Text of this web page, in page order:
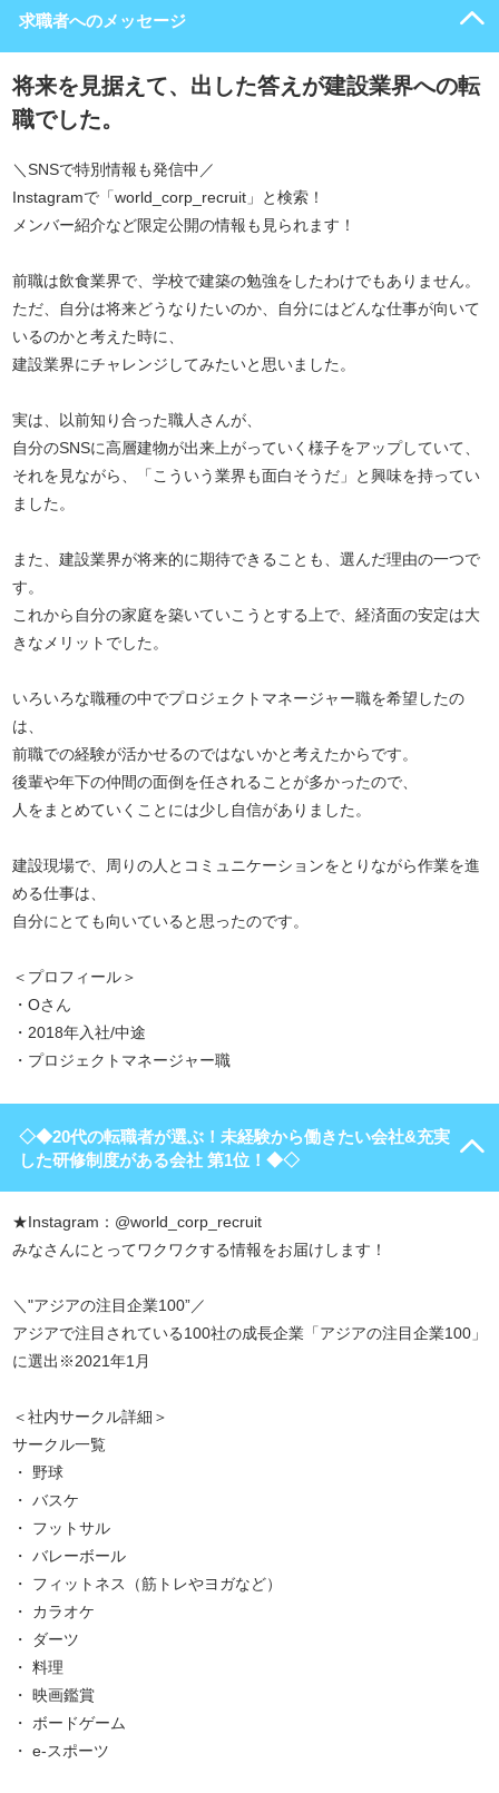
求職者へのメッセージ
将来を見据えて、出した答えが建設業界への転
職でした。
＼SNSで特別情報も発信中／
Instagramで「world_corp_recruit」と検索！
メンバー紹介など限定公開の情報も見られます！
前職は飲食業界で、学校で建築の勉強をしたわけでもありません。
ただ、自分は将来どうなりたいのか、自分にはどんな仕事が向いて
いるのかと考えた時に、
建設業界にチャレンジしてみたいと思いました。
実は、以前知り合った職人さんが、
自分のSNSに高層建物が出来上がっていく様子をアップしていて、
それを見ながら、「こういう業界も面白そうだ」と興味を持ってい
ました。
また、建設業界が将来的に期待できることも、選んだ理由の一つで
す。
これから自分の家庭を築いていこうとする上で、経済面の安定は大
きなメリットでした。
いろいろな職種の中でプロジェクトマネージャー職を希望したの
は、
前職での経験が活かせるのではないかと考えたからです。
後輩や年下の仲間の面倒を任されることが多かったので、
人をまとめていくことには少し自信がありました。
建設現場で、周りの人とコミュニケーションをとりながら作業を進
める仕事は、
自分にとても向いていると思ったのです。
＜プロフィール＞
・Oさん
・2018年入社/中途
・プロジェクトマネージャー職
◇◆20代の転職者が選ぶ！未経験から働きたい会社&充実
した研修制度がある会社 第1位！◆◇
★Instagram：@world_corp_recruit
みなさんにとってワクワクする情報をお届けします！
＼"アジアの注目企業100”／
アジアで注目されている100社の成長企業「アジアの注目企業100」
に選出※2021年1月
＜社内サークル詳細＞
サークル一覧
・ 野球
・ バスケ
・ フットサル
・ バレーボール
・ フィットネス（筋トレやヨガなど）
・ カラオケ
・ ダーツ
・ 料理
・ 映画鑑賞
・ ボードゲーム
・ e-スポーツ